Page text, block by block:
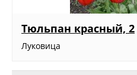
Тюльпан красный, 2
Луковица